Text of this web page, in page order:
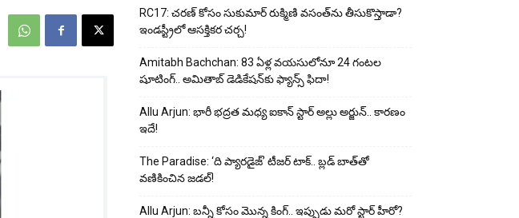
RC17: చరణ్ కోసం సుకుమార్ రుక్మిణి వసంత్‌ను తీసుకొస్తాడా?
ఇండస్ట్రీలో ఆసక్తికర చర్చ!
Amitabh Bachchan: 83 ఏళ్ల వయసులోనూ 24 గంటల
షూటింగ్.. అమితాబ్ డెడికేషన్‌కు ఫ్యాన్స్ ఫిదా!
Allu Arjun: భారీ భద్రత మధ్య ఐకాన్ స్టార్ అల్లు అర్జున్.. కారణం
ఇదే!
The Paradise: ‘ది ప్యారడైజ్’ టీజర్ టాక్.. బ్లడ్ బాత్‌తో
వణికించిన జడల్!
Allu Arjun: బన్నీ కోసం మొన్న కింగ్.. ఇప్పుడు మరో స్టార్ హీరో?